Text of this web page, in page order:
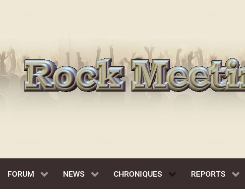
FORUM NEWS CHRONIQUES REPORTS